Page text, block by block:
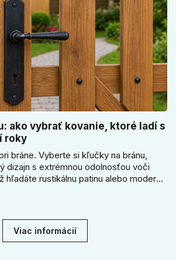
ako vybrať kovanie, ktoré ladí s
roky
bráne. Vyberte si kľučky na bránu,
dizajn s extrémnou odolnosťou voči
hľadáte rustikálnu patinu alebo moderné
svoj vstup kvalitou, ktorá prežije
Viac informácií